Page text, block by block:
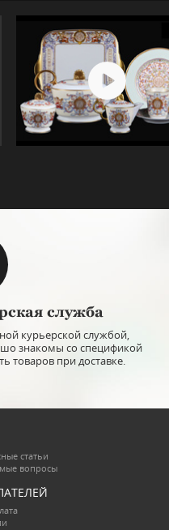
служба
курьерской службой,
знакомы со спецификой
товаров при доставке.
статьи
вопросы